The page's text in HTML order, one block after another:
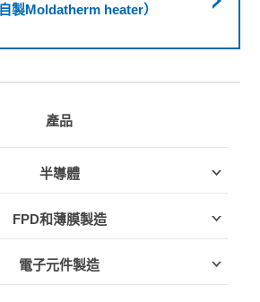
製Moldatherm heater）
產品
半導體
FPD和薄膜製造
電子元件製造